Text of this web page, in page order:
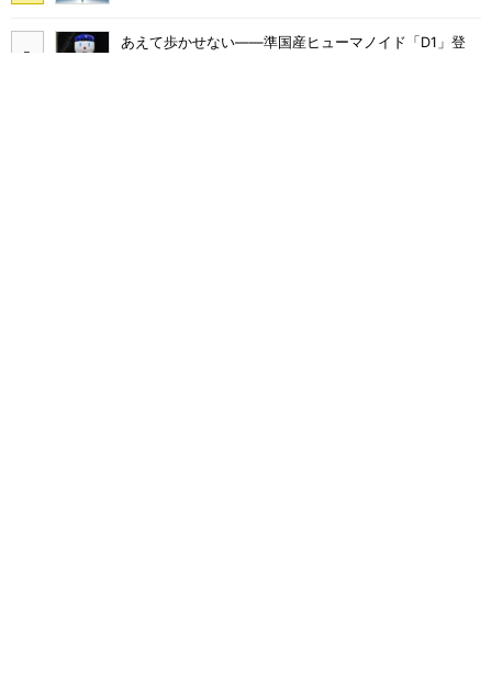
あえて歩かせない――準国産ヒューマノイド「D1」登